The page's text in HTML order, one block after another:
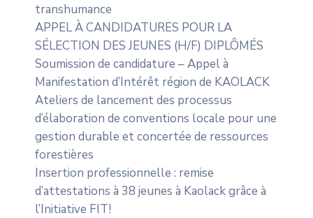
transhumance
APPEL À CANDIDATURES POUR LA
SÉLECTION DES JEUNES (H/F) DIPLÔMÉS
Soumission de candidature – Appel à
Manifestation d’Intérêt région de KAOLACK
Ateliers de lancement des processus
d’élaboration de conventions locale pour une
gestion durable et concertée de ressources
forestières
Insertion professionnelle : remise
d’attestations à 38 jeunes à Kaolack grâce à
l’Initiative FIT!